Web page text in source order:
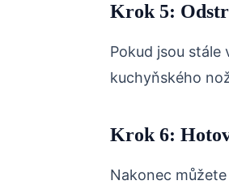
Krok 5:
Pokud jsou
kuchyňského
Krok 6:
Nakonec